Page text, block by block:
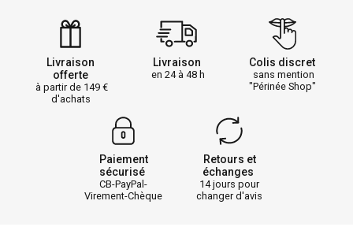
Livraison
offerte
à partir de 149
d'achats
Livraison
en 24 à 48 h
Colis discret
sans mention
"Périnée Shop"
Paiement
sécurisé
CB-PayPal-
Virement-Chèque
Retours et
échanges
14 jours pour
changer d'avis